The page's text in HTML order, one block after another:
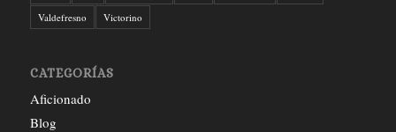
Valdefresno
Victorino
CATEGORÍAS
Aficionado
Blog